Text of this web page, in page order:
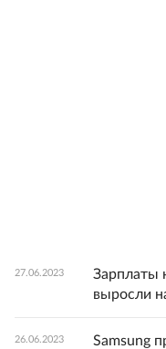
27.06.2023
Зарплаты
выросли
26.06.2023
Samsung